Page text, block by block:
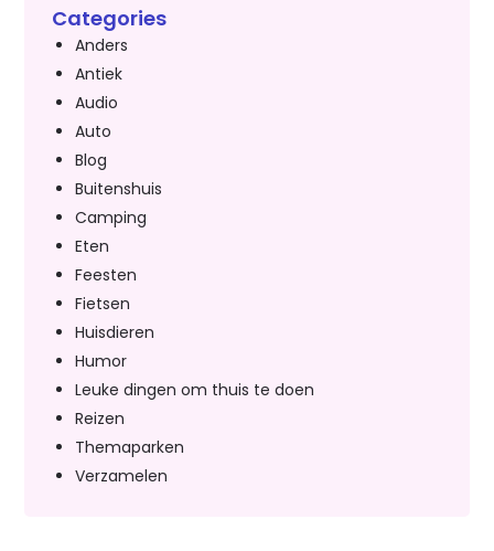
Categories
Anders
Antiek
Audio
Auto
Blog
Buitenshuis
Camping
Eten
Feesten
Fietsen
Huisdieren
Humor
Leuke dingen om thuis te doen
Reizen
Themaparken
Verzamelen